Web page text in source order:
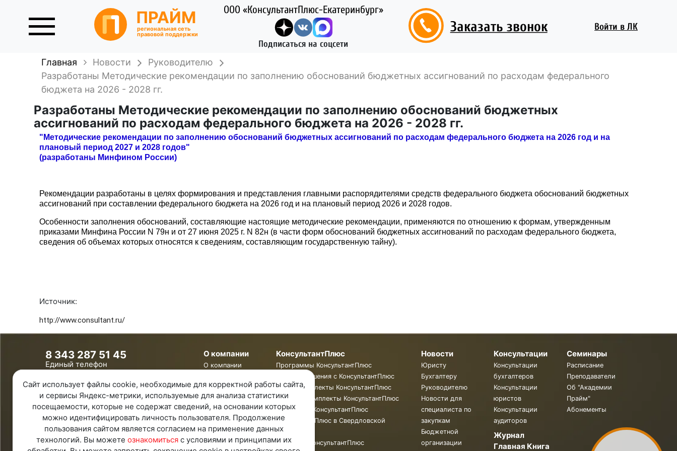
ПРАЙМ
региональная сеть
правовой поддержки
ООО «КонсультантПлюс-Екатеринбург»
Подписаться на соцсети
Заказать звонок Войти в ЛК
Главная Новости
Руководителю
Разработаны Методические рекомендации по заполнению обоснований бюджетных ассигнований по расходам федерального
бюджета на 2026 - 2028 гг.
Разработаны Методические рекомендации по заполнению обоснований бюджетных
ассигнований по расходам федерального бюджета на 2026 - 2028 гг.
"Методические рекомендации по заполнению обоснований бюджетных ассигнований по расходам федерального бюджета на 2026 год и на
плановый период 2027 и 2028 годов"
(разработаны Минфином России)
Рекомендации разработаны в целях формирования и представления главными распорядителями средств федерального бюджета обоснований бюджетных
ассигнований при составлении федерального бюджета на 2026 год и на плановый период 2026 и 2028 годов.
Особенности заполнения обоснований, составляющие настоящие методические рекомендации, применяются по отношению к формам, утвержденным
приказами Минфина России N 79н и от 27 июня 2025 г. N 82н (в части форм обоснований бюджетных ассигнований по расходам федерального бюджета,
сведения об объемах которых относятся к сведениям, составляющим государственную тайну).
Источник:
http://www.consultant.ru/
8 343 287 51 45
Единый телефон
Бесплатно по России
Обратная связь
Удаленная поддержка
Политика конфиденциальности
Политика обработки персональных
данных
Карта Сайта
О компании
О компании
Вакансии
КонсультантПлюс
Программы КонсультантПлюс
Готовые решения с КонсультантПлюс
Смарт Комплекты КонсультантПлюс
Жесткие Комплекты КонсультантПлюс
Бюллетень КонсультантПлюс
КонсультантПлюс в Свердловской
области
Обучение КонсультантПлюс
Новости
Юристу
Бухгалтеру
Руководителю
Новости для
специалиста по
закупкам
Бюджетной
организации
Консультации
Консультации
бухгалтеров
Консультации
юристов
Консультации
аудиторов
Журнал
Главная Книга
Семинары
Расписание
Преподаватели
Об "Академии
Прайм"
Абонементы
Сайт использует файлы cookie, необходимые для корректной работы сайта,
и сервисы Яндекс-метрики, используемые для анализа статистики
посещаемости, которые не содержат сведений, на основании которых
можно идентифицировать личность пользователя. Продолжение
пользования сайтом является согласием на применение данных
технологий. Вы можете ознакомитьсяс условиями и принципами их